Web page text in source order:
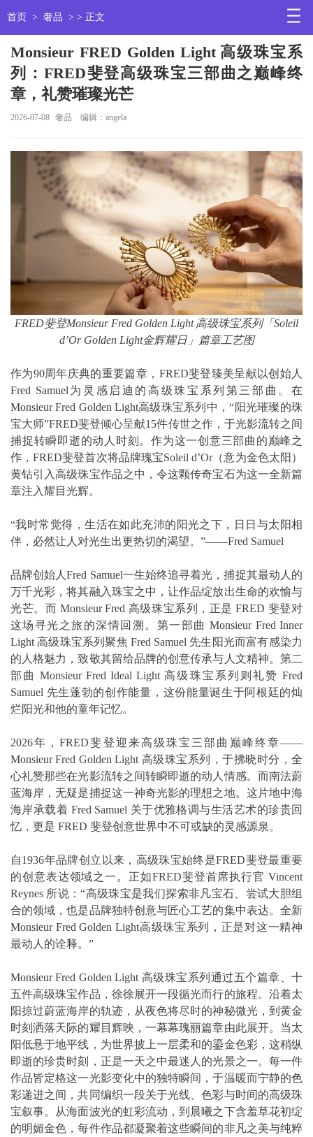
首页 > 奢品 > > 正文
Monsieur FRED Golden Light 高级珠宝系
列：FRED斐登高级珠宝三部曲之巅峰终
章，礼赞璀璨光芒
2026-07-08 奢品 编辑：angela
FRED斐登Monsieur Fred Golden Light 高级珠宝系列「Soleil
d’Or Golden Light金辉耀日」篇章工艺图
作为90周年庆典的重要篇章，FRED斐登臻美呈献以创始人
Fred Samuel为灵感启迪的高级珠宝系列第三部曲。在
Monsieur Fred Golden Light高级珠宝系列中，“阳光璀璨的珠
宝大师”FRED斐登倾心呈献15件传世之作，于光影流转之间
捕捉转瞬即逝的动人时刻。作为这一创意三部曲的巅峰之
作，FRED斐登首次将品牌瑰宝Soleil d’Or（意为金色太阳）
黄钻引入高级珠宝作品之中，令这颗传奇宝石为这一全新篇
章注入耀目光辉。
“我时常觉得，生活在如此充沛的阳光之下，日日与太阳相
伴，必然让人对光生出更热切的渴望。”——Fred Samuel
品牌创始人Fred Samuel一生始终追寻着光，捕捉其最动人的
万千光彩，将其融入珠宝之中，让作品绽放出生命的欢愉与
光芒。而 Monsieur Fred 高级珠宝系列，正是 FRED 斐登对
这场寻光之旅的深情回溯。第一部曲 Monsieur Fred Inner
Light 高级珠宝系列聚焦 Fred Samuel 先生阳光而富有感染力
的人格魅力，致敬其留给品牌的创意传承与人文精神。第二
部曲 Monsieur Fred Ideal Light 高级珠宝系列则礼赞 Fred
Samuel 先生蓬勃的创作能量，这份能量诞生于阿根廷的灿
烂阳光和他的童年记忆。
2026年，FRED斐登迎来高级珠宝三部曲巅峰终章——
Monsieur Fred Golden Light 高级珠宝系列，于拂晓时分，全
心礼赞那些在光影流转之间转瞬即逝的动人情感。而南法蔚
蓝海岸，无疑是捕捉这一神奇光影的理想之地。这片地中海
海岸承载着 Fred Samuel 关于优雅格调与生活艺术的珍贵回
忆，更是 FRED 斐登创意世界中不可或缺的灵感源泉。
自1936年品牌创立以来，高级珠宝始终是FRED斐登最重要
的创意表达领域之一。正如FRED斐登首席执行官 Vincent
Reynes 所说：“高级珠宝是我们探索非凡宝石、尝试大胆组
合的领域，也是品牌独特创意与匠心工艺的集中表达。全新
Monsieur Fred Golden Light高级珠宝系列，正是对这一精神
最动人的诠释。”
Monsieur Fred Golden Light 高级珠宝系列通过五个篇章、十
五件高级珠宝作品，徐徐展开一段循光而行的旅程。沿着太
阳掠过蔚蓝海岸的轨迹，从夜色将尽时的神秘微光，到黄金
时刻洒落天际的耀目辉映，一幕幕瑰丽篇章由此展开。当太
阳低悬于地平线，为世界披上一层柔和的鎏金色彩，这稍纵
即逝的珍贵时刻，正是一天之中最迷人的光景之一。每一件
作品皆定格这一光影变化中的独特瞬间，于温暖而宁静的色
彩递进之间，共同编织一段关于光线、色彩与时间的高级珠
宝叙事。从海面波光的虹彩流动，到晨曦之下含羞草花初绽
的明媚金色，每件作品都凝聚着这些瞬间的非凡之美与纯粹